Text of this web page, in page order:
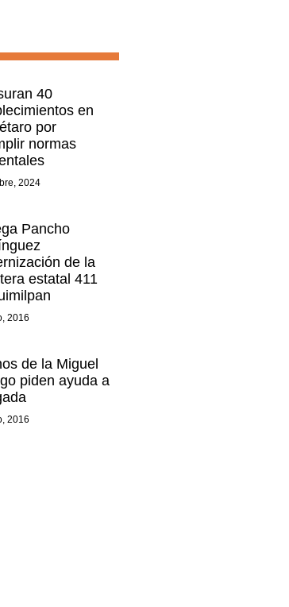
40
en
por
normas
2024
Pancho
de la
estatal 411
2016
de la Miguel
piden ayuda a
2016